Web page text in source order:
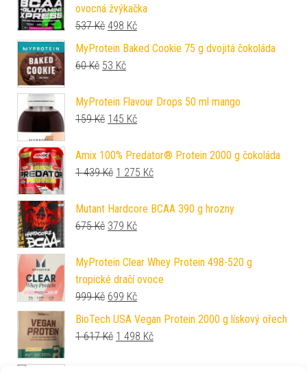
ovocná žvýkačka
537Kč Původní cena byla: 537 Kč.
498 KčAktuální cena je: 498 Kč.
MyProtein Baked Cookie 75 g dvojitá čokoláda
60Kč Původní cena byla: 60 Kč.
53 KčAktuální cena je: 53 Kč.
MyProtein Flavour Drops 50 ml mango
159Kč Původní cena byla: 159 Kč.
145 KčAktuální cena je: 145 Kč.
Amix 100% Predator® Protein 2000 g čokoláda
1 439Kč Původní cena byla: 1 439 Kč.
1 275 KčAktuální cena je: 1 275 Kč.
Mutant Hardcore BCAA 390 g hrozny
675Kč Původní cena byla: 675 Kč.
379 KčAktuální cena je: 379 Kč.
MyProtein Clear Whey Protein 498-520 g
tropické dračí ovoce
999Kč Původní cena byla: 999 Kč.
699 KčAktuální cena je: 699 Kč.
BioTech USA Vegan Protein 2000 g lískový ořech
1 617Kč Původní cena byla: 1 617 Kč.
1 498 KčAktuální cena je: 1 498 Kč.